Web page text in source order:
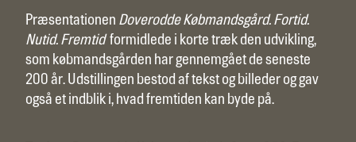
Præsentationen Doverodde Købmandsgård. Fortid.
Nutid. Fremtid formidlede i korte træk den udvikling,
som købmandsgården har gennemgået de seneste
200 år. Udstillingen bestod af tekst og billeder og gav
også et indblik i, hvad fremtiden kan byde på.